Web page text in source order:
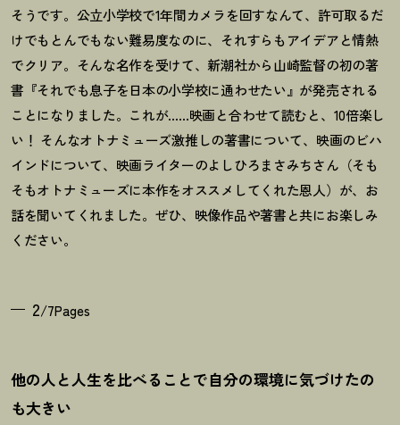
そうです。公立小学校で1年間カメラを回すなんて、許可取るだ
けでもとんでもない難易度なのに、それすらもアイデアと情熱
でクリア。そんな名作を受けて、新潮社から山崎監督の初の著
書『それでも息子を日本の小学校に通わせたい』が発売される
ことになりました。これが……映画と合わせて読むと、10倍楽し
い ！ そんなオトナミューズ激推しの著書について、映画のビハ
インドについて、映画ライターのよしひろまさみちさん（そも
そもオトナミューズに本作をオススメしてくれた恩人）が、お
話を聞いてくれました。ぜひ、映像作品や著書と共にお楽しみ
ください。
2/7Pages
他の人と人生を比べることで自分の環境に気づけたの
も大きい